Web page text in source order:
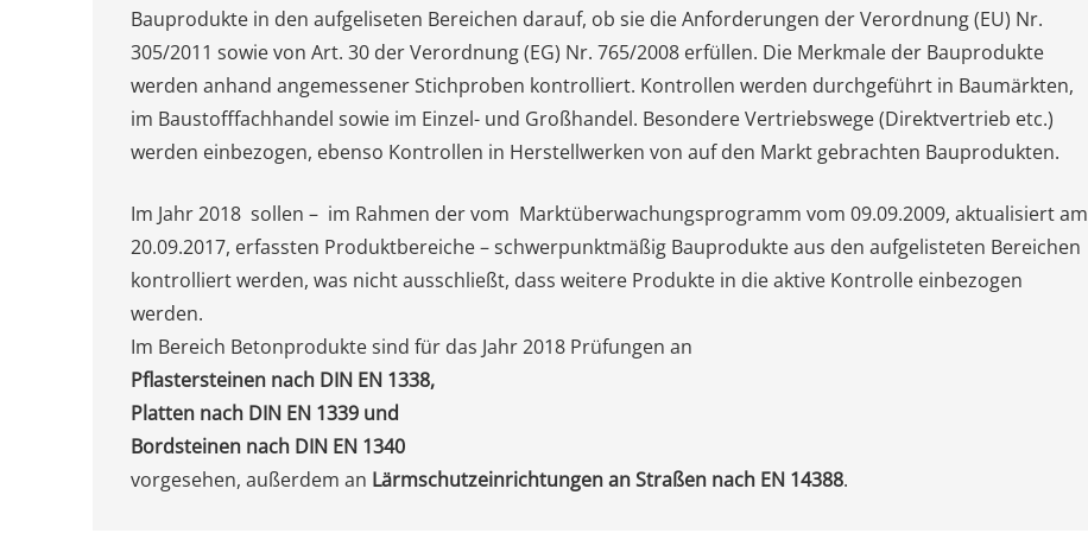
Bauprodukte in den aufgeliseten Bereichen darauf, ob sie die Anforderungen der Verordnung (EU) Nr.
305/2011 sowie von Art. 30 der Verordnung (EG) Nr. 765/2008 erfüllen. Die Merkmale der Bauprodukte
werden anhand angemessener Stichproben kontrolliert. Kontrollen werden durchgeführt in Baumärkten,
im Baustofffachhandel sowie im Einzel- und Großhandel. Besondere Vertriebswege (Direktvertrieb etc.)
werden einbezogen, ebenso Kontrollen in Herstellwerken von auf den Markt gebrachten Bauprodukten.
Im Jahr 2018 sollen – im Rahmen der vom Marktüberwachungsprogramm vom 09.09.2009, aktualisiert am
20.09.2017, erfassten Produktbereiche – schwerpunktmäßig Bauprodukte aus den aufgelisteten Bereichen
kontrolliert werden, was nicht ausschließt, dass weitere Produkte in die aktive Kontrolle einbezogen
werden.
Im Bereich Betonprodukte sind für das Jahr 2018 Prüfungen an
Pflastersteinen nach DIN EN 1338,
Platten nach DIN EN 1339 und
Bordsteinen nach DIN EN 1340
vorgesehen, außerdem an Lärmschutzeinrichtungen an Straßen nach EN 14388.